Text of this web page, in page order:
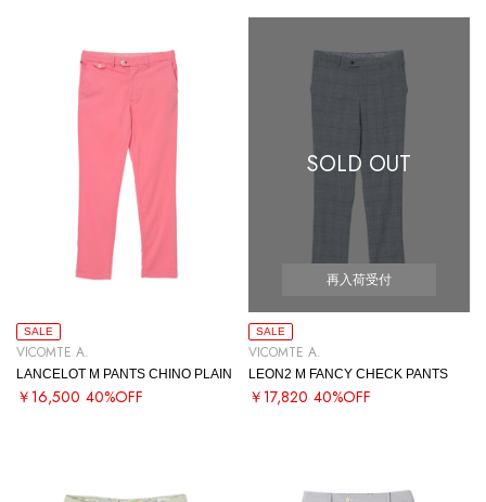
SALE
VICOMTE A.
LANCELOT M PANTS CHINO PLAIN
￥16,500 40%OFF
SOLD OUT
再入荷受付
SALE
VICOMTE A.
LEON2 M FANCY CHECK PANTS
￥17,820 40%OFF